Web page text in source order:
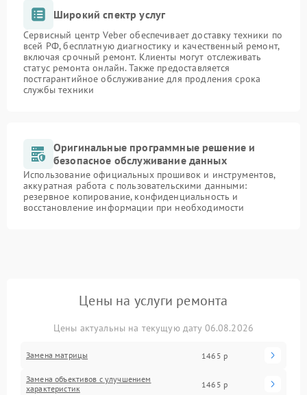
Широкий спектр услуг
Сервисный центр Veber обеспечивает доставку техники по
всей РФ, бесплатную диагностику и качественный ремонт,
включая срочный ремонт. Клиенты могут отслеживать
статус ремонта онлайн. Также предоставляется
постгарантийное обслуживание для продления срока
службы техники
Оригинальные программные решение и
безопасное обслуживание данных
Использование официальных прошивок и инструментов,
аккуратная работа с пользовательскими данными:
резервное копирование, конфиденциальность и
восстановление информации при необходимости
Цены на услуги ремонта
Цены актуальны на текущую дату 06.08.2026
Замена матрицы 1465 р
Замена объективов с улучшением
характеристик
1465 р